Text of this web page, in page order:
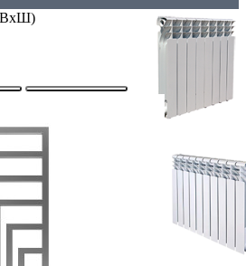
РАДИАТОРЫ
(ВхШ)